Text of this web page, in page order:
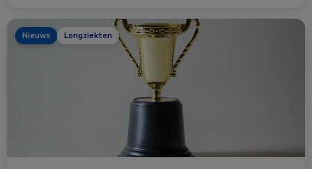
Nieuws Longziekten